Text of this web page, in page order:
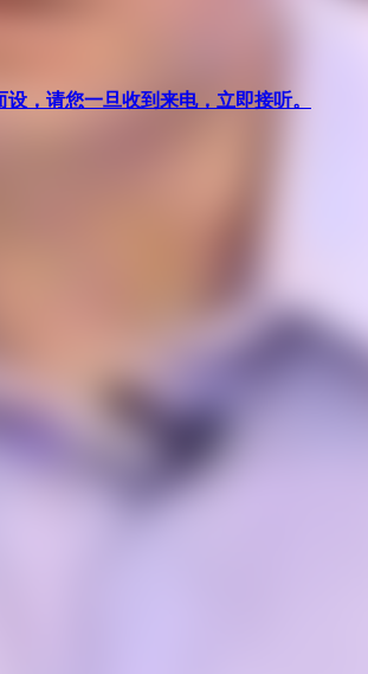
，请您一旦收到来电，立即接听。